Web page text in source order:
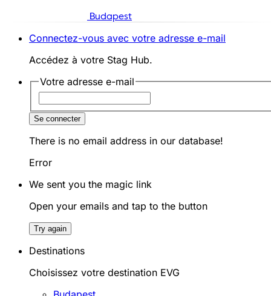
Budapest
Connectez-vous avec votre adresse e-mail
Accédez à votre Stag Hub.
Votre adresse e-mail
Se connecter
There is no email address in our database!
Error
We sent you the magic link
Open your emails and tap to the button
Try again
Destinations
Choisissez votre destination EVG